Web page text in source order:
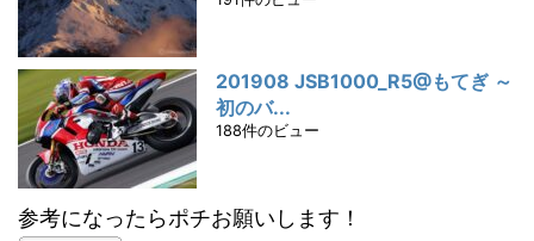
201908 JSB1000_R5@もてぎ ～
初のバ...
188件のビュー
参考になったらポチお願いします！